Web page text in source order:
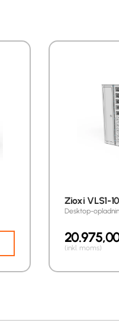
Zioxi VLS1-
Desktop-
(inkl. moms)